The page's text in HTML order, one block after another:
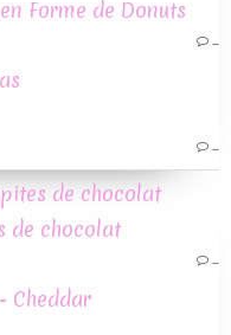
de chocolat
Cheddar